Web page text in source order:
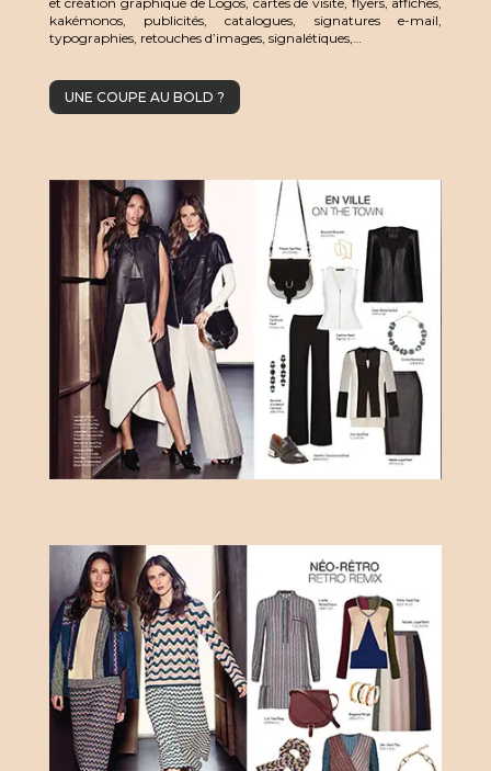
kakémonos, publicités, catalogues, signatures e-mail,
typographies, retouches d’images, signalétiques,…
UNE COUPE AU BOLD ?